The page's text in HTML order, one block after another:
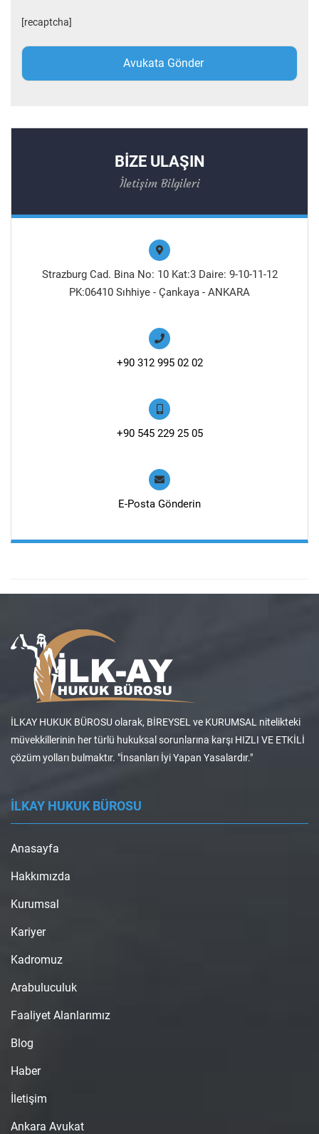
[recaptcha]
BİZE ULAŞIN
İletişim Bilgileri
Strazburg Cad. Bina No: 10 Kat:3 Daire: 9-10-11-12
PK:06410 Sıhhiye - Çankaya - ANKARA
+90 312 995 02 02
+90 545 229 25 05
E-Posta Gönderin
İLKAY HUKUK BÜROSU olarak, BİREYSEL ve KURUMSAL nitelikteki
müvekkillerinin her türlü hukuksal sorunlarına karşı HIZLI VE ETKİLİ
çözüm yolları bulmaktır. "İnsanları İyi Yapan Yasalardır."
İLKAY HUKUK BÜROSU
Anasayfa
Hakkımızda
Kurumsal
Kariyer
Kadromuz
Arabuluculuk
Faaliyet Alanlarımız
Blog
Haber
İletişim
Ankara Avukat